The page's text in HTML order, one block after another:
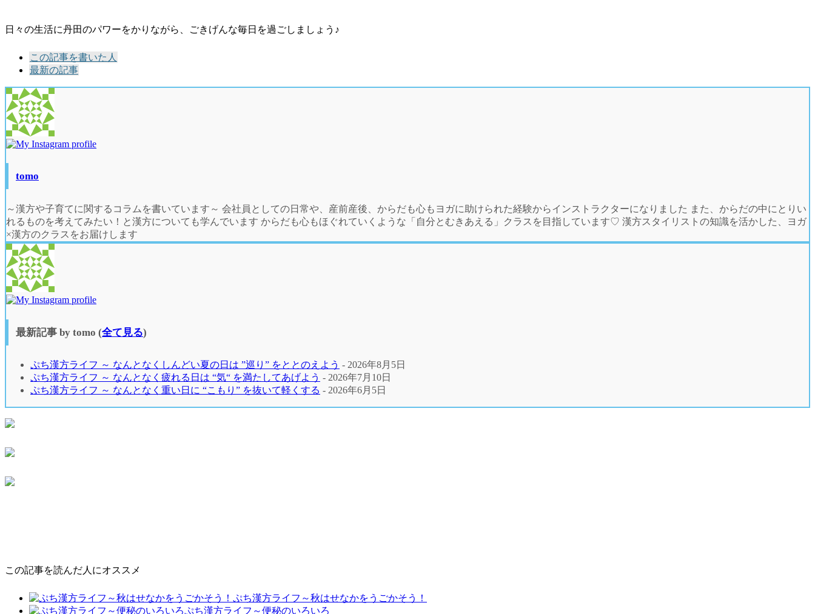
日々の生活に丹田のパワーをかりながら、ごきげんな毎日を過ごしましょう♪
following
tabs
change
content
below.
この記事を書いた人
最新の記事
tomo
～漢方や子育てに関するコラムを書いています～ 会社員としての日常や、産前産後、からだも心もヨガに助けられた経験からインストラクターになりました また、からだの中にとりい
れるものを考えてみたい！と漢方についても学んでいます からだも心もほぐれていくような「自分とむきあえる」クラスを目指しています♡ 漢方スタイリストの知識を活かした、ヨガ
×漢方のクラスをお届けします
最新記事 by tomo (全て見る)
ぷち漢方ライフ ～ なんとなくしんどい夏の日は ”巡り” をととのえよう - 2026年8月5日
ぷち漢方ライフ ～ なんとなく疲れる日は “気“ を満たしてあげよう - 2026年7月10日
ぷち漢方ライフ ～ なんとなく重い日に “こもり” を抜いて軽くする - 2026年6月5日
この記事を読んだ人にオススメ
ぷち漢方ライフ～秋はせなかをうごかそう！
ぷち漢方ライフ～便秘のいろいろ